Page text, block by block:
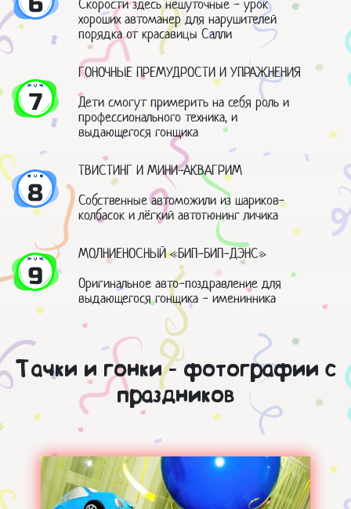
Скорости здесь нешуточные - урок
хороших автоманер для нарушителей
порядка от красавицы Салли
7
ГОНОЧНЫЕ ПРЕМУДРОСТИ И УПРАЖНЕНИЯ
Дети смогут примерить на себя роль и
профессионального техника, и
выдающегося гонщика
8
ТВИСТИНГ И МИНИ-АКВАГРИМ
Собственные автоможили из шариков-
колбасок и лёгкий автотюнинг личика
9
МОЛНИЕНОСНЫЙ «БИП-БИП-ДЭНС»
Оригинальное авто-поздравление для
выдающегося гонщика - именинника
Тачки и гонки - фотографии с
праздников